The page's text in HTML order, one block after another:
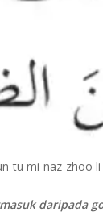
tu mi-naz-zhoo
daripada